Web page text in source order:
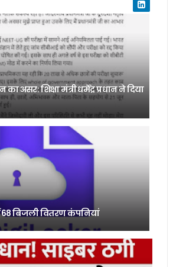
असर: शिक्षा मंत्री धर्मेंद्र प्रधान ने दिया
बिजली वितरण कंपनियां